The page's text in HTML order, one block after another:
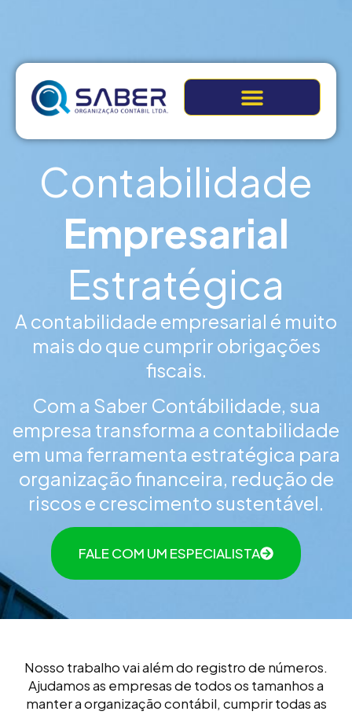
Contabilidade
Empresarial
Estratégica
A contabilidade empresarial é muito
mais do que cumprir obrigações
fiscais.
Com a Saber Contábilidade, sua
empresa transforma a contabilidade
em uma ferramenta estratégica para
organização financeira, redução de
riscos e crescimento sustentável.
FALE COM UM ESPECIALISTA
Nosso trabalho vai além do registro de números.
Ajudamos as empresas de todos os tamanhos a
manter a organização contábil, cumprir todas as